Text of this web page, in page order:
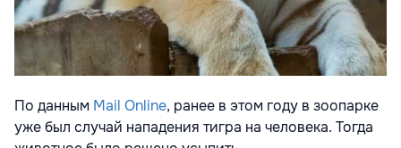
По данным Mail Online, ранее в этом году в зоопарке
уже был случай нападения тигра на человека. Тогда